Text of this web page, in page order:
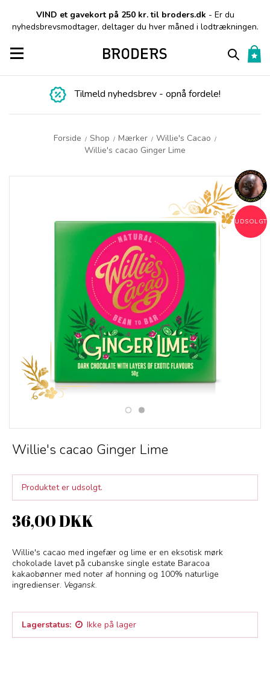
VIND et gavekort på 250 kr. til broders.dk - Er du
nyhedsbrevsmodtager, deltager du hver måned i lodtrækningen.
Toggle navigation
Tilmeld nyhedsbrev - opnå fordele!
Forside / Shop / Mærker / Willie's Cacao /
Willie's cacao Ginger Lime
UDSOLGT
Willie's cacao Ginger Lime
Produktet er udsolgt.
36,00 DKK
Willie's cacao med ingefær og lime er en eksotisk mørk
chokolade lavet på cubanske single estate Baracoa
kakaobønner med noter af honning og 100% naturlige
ingredienser. Vegansk.
Lagerstatus: Ikke på lager